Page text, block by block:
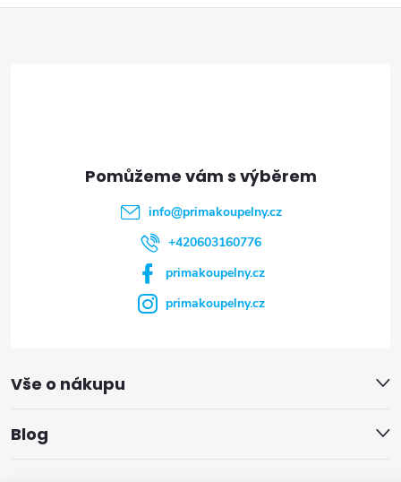
info@primakoupelny.cz
+420603160776
primakoupelny.cz
primakoupelny.cz
Vše o nákupu
Blog